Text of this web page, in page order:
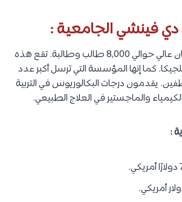
هي مؤسسة ذات إسكان عالي حوالي 8,000 طالب وطالبة. تقع هذه
كما إنها المؤسسة التي ترسل أكبر عدد
يقدمون درجات البكالوريوس في التربية
والماجستير في العلاج الطبيعي.
: